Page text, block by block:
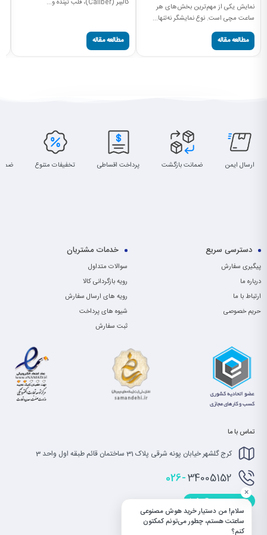
نمایش یکی از مهم‌ترین بخش‌های هر
ساعت مچی است. نوع نمایشگر نه‌تنها...
مطالعه مقاله
کالیبر (Caliber)، قلب تپنده و...
مطالعه مقاله
ارسال ایمن ضمانت بازگشت پرداخت اقساطی تخفیفات متنوع
دسترسی سریع
پیگیری سفارش
درباره ما
ارتباط با ما
حریم خصوصی
خدمات مشتریان
سوالات متداول
رویه بازگردانی کالا
رویه های ارسال سفارش
شیوه های پرداخت
ثبت سفارش
تماس با ما
کرج گلشهر خیابان پونه شرقی پلاک 31 ساختمان قائم طبقه اول واحد 3
026-34005152
info@saatet.com
سلام! من دستیار خرید هوش مصنوعی
ساعتت هستم، چطور می‌تونم کمکتون
کنم؟
×